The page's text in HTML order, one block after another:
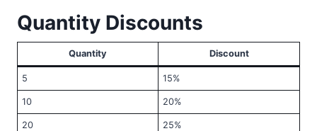
du
Nouveau
Testament
quantity
Quantity Discounts
Quantity Discount
5 15%
10 20%
20 25%